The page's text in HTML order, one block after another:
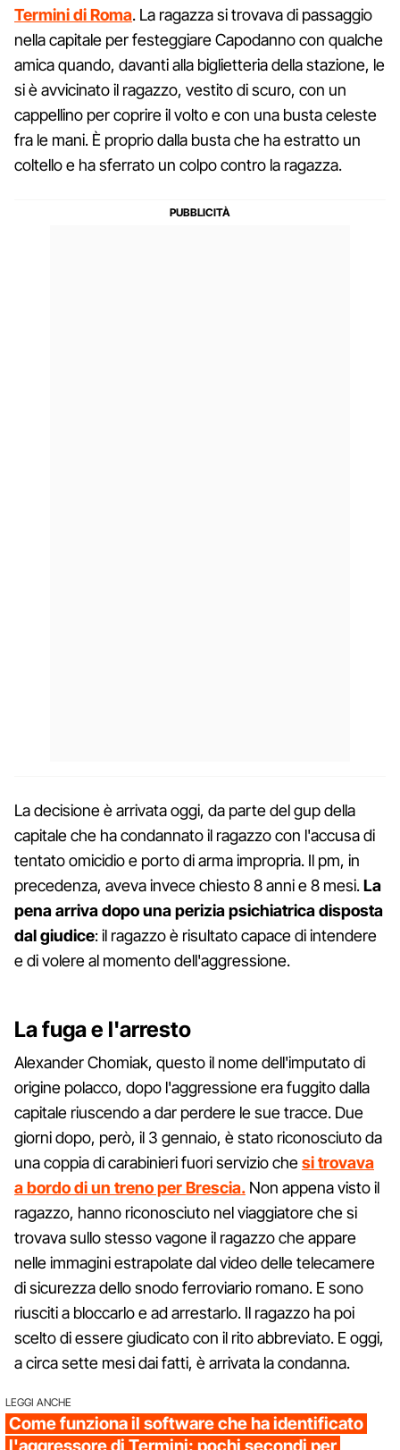
Termini di Roma. La ragazza si trovava di passaggio
nella capitale per festeggiare Capodanno con qualche
amica quando, davanti alla biglietteria della stazione, le
si è avvicinato il ragazzo, vestito di scuro, con un
cappellino per coprire il volto e con una busta celeste
fra le mani. È proprio dalla busta che ha estratto un
coltello e ha sferrato un colpo contro la ragazza.
La decisione è arrivata oggi, da parte del gup della
capitale che ha condannato il ragazzo con l'accusa di
tentato omicidio e porto di arma impropria. Il pm, in
precedenza, aveva invece chiesto 8 anni e 8 mesi.La
pena arriva dopo una perizia psichiatrica disposta
dal giudice: il ragazzo è risultato capace di intendere
e di volere al momento dell'aggressione.
La fuga e l'arresto
Alexander Chomiak, questo il nome dell'imputato di
origine polacco, dopo l'aggressione era fuggito dalla
capitale riuscendo a dar perdere le sue tracce. Due
giorni dopo, però, il 3 gennaio, è stato riconosciuto da
una coppia di carabinieri fuori servizio chesi trovava
a bordo di un treno per Brescia. Non appena visto il
ragazzo, hanno riconosciuto nel viaggiatore che si
trovava sullo stesso vagone il ragazzo che appare
nelle immagini estrapolate dal video delle telecamere
di sicurezza dello snodo ferroviario romano. E sono
riusciti a bloccarlo e ad arrestarlo. Il ragazzo ha poi
scelto di essere giudicato con il rito abbreviato. E oggi,
a circa sette mesi dai fatti, è arrivata la condanna.
LEGGI ANCHE
Come funziona il software che ha identificato
l'aggressore di Termini: pochi secondi per